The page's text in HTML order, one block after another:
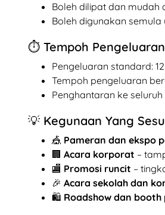
Boleh dilipat dan mudah
Boleh digunakan
⏱️ Tempoh Pengeluaran
Pengeluaran standard:
Tempoh pengeluaran
Penghantaran ke
💡 Kegunaan Yang
🎪 Pameran dan ekspo
🏢 Acara korporat –
🏬 Promosi runcit –
🎉 Acara sekolah dan
🛍️ Roadshow dan